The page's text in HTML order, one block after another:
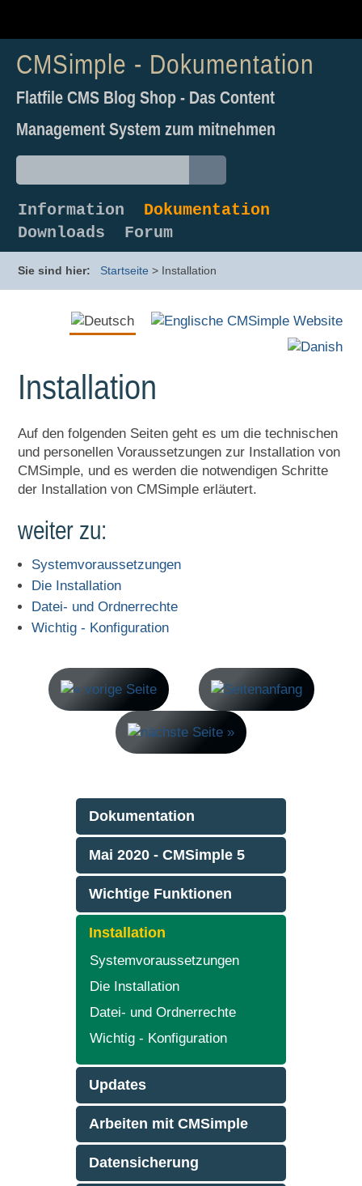
CMSimple - Dokumentation
Flatfile CMS Blog Shop - Das Content
Management System zum mitnehmen
Information Dokumentation
Downloads
Forum
Sie sind hier: Startseite > Installation
Installation
Auf den folgenden Seiten geht es um die technischen
und personellen Voraussetzungen zur Installation von
CMSimple, und es werden die notwendigen Schritte
der Installation von CMSimple erläutert.
weiter zu:
Systemvoraussetzungen
Die Installation
Datei- und Ordnerrechte
Wichtig - Konfiguration
Dokumentation
Mai 2020 - CMSimple 5
Wichtige Funktionen
Installation
Systemvoraussetzungen
Die Installation
Datei- und Ordnerrechte
Wichtig - Konfiguration
Updates
Arbeiten mit CMSimple
Datensicherung